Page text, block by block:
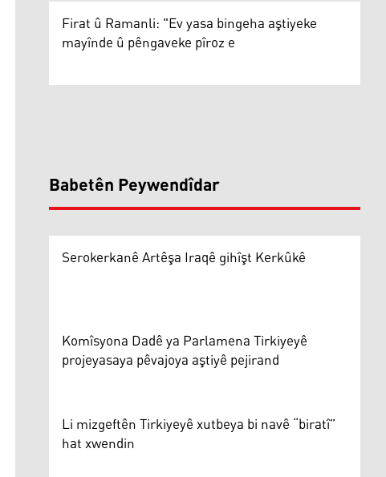
Firat û Ramanli: "Ev yasa bingeha aştiyeke
mayînde û pêngaveke pîroz e
Babetên Peywendîdar
Serokerkanê Artêşa Iraqê gihîşt Kerkûkê
Komîsyona Dadê ya Parlamena Tirkiyeyê
projeyasaya pêvajoya aştiyê pejirand
Li mizgeftên Tirkiyeyê xutbeya bi navê “biratî”
hat xwendin